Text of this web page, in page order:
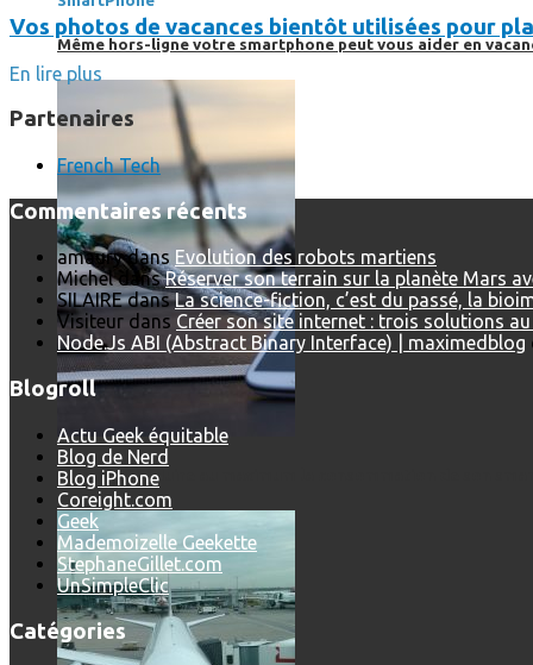
Même hors-ligne votre smartphone peut vous aider en
Comment réduire au maximum la consommation de son
Vos photos de vacances bientôt utilisées pour
En lire plus
Partenaires
French Tech
Commentaires récents
amaurydans Evolution des robots martiens
MicheldansRéserver son terrain sur la planète Mars
SILAIREdansLa science-fiction, c’est du passé, la
Visiteur dans Créer son site internet : trois solutions au
Node.Js ABI (Abstract Binary Interface) | maximedblog
Blogroll
Actu Geek équitable
Blog de Nerd
Blog iPhone
Coreight.com
Geek
Mademoizelle Geekette
StephaneGillet.com
UnSimpleClic
Catégories